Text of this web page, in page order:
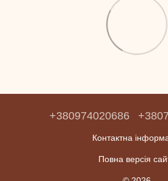
+380974020686
Контактна
Повна версія